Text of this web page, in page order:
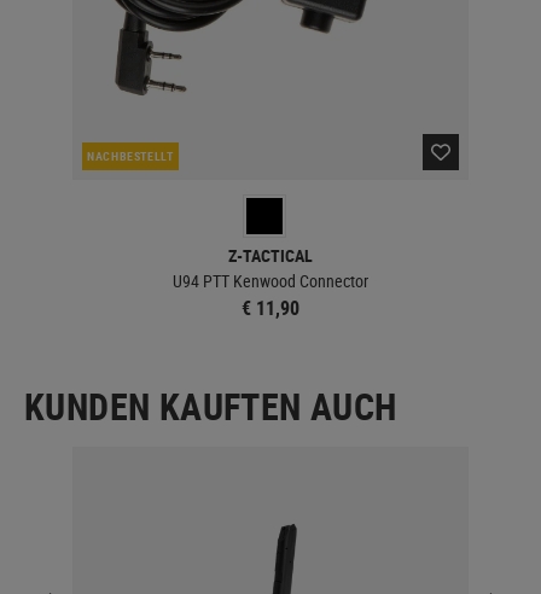
NACHBESTELLT
Z-TACTICAL
U94 PTT Kenwood Connector
€ 11,90
KUNDEN KAUFTEN AUCH